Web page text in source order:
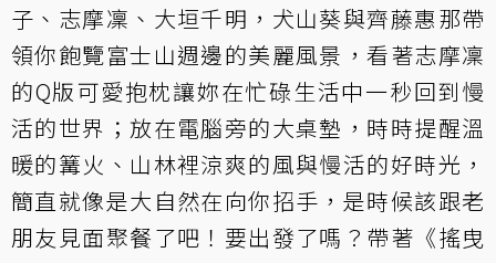
子、志摩凜、大垣千明，犬山葵與齊藤惠那帶
領你飽覽富士山週邊的美麗風景，看著志摩凜
的Q版可愛抱枕讓妳在忙碌生活中一秒回到慢
活的世界；放在電腦旁的大桌墊，時時提醒溫
暖的篝火、山林裡涼爽的風與慢活的好時光，
簡直就像是大自然在向你招手，是時候該跟老
朋友見面聚餐了吧！要出發了嗎？帶著《搖曳